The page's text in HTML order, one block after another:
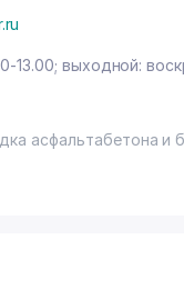
13.00; выходной:
асфальтабетона и